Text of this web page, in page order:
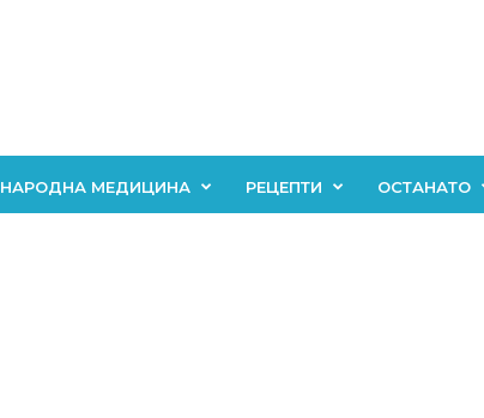
НАРОДНА МЕДИЦИНА РЕЦЕПТИ ОСТАНАТО